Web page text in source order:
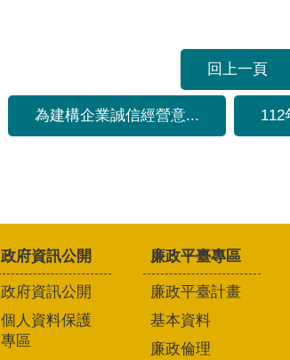
回上一頁
為建構企業誠信經營意... 112
政府資訊公開
政府資訊公開
個人資料保護
專區
廉政平臺專區
廉政平臺計畫
基本資料
廉政倫理